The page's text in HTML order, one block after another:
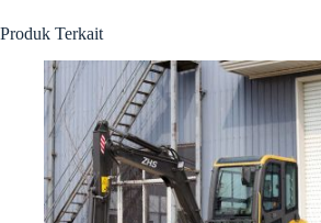
Produk Terkait